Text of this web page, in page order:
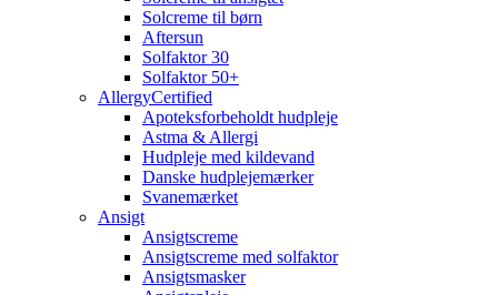
Solcreme til børn
Aftersun
Solfaktor 30
Solfaktor 50+
AllergyCertified
Apoteksforbeholdt hudpleje
Astma & Allergi
Hudpleje med kildevand
Danske hudplejemærker
Svanemærket
Ansigt
Ansigtscreme
Ansigtscreme med solfaktor
Ansigtsmasker